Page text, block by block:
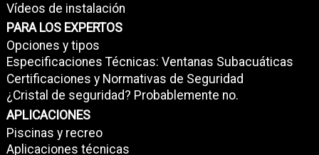
Vídeos de instalación
PARA LOS EXPERTOS
Opciones y tipos
Especificaciones Técnicas: Ventanas Subacuáticas
Certificaciones y Normativas de Seguridad
¿Cristal de seguridad? Probablemente no.
APLICACIONES
Piscinas y recreo
Aplicaciones técnicas